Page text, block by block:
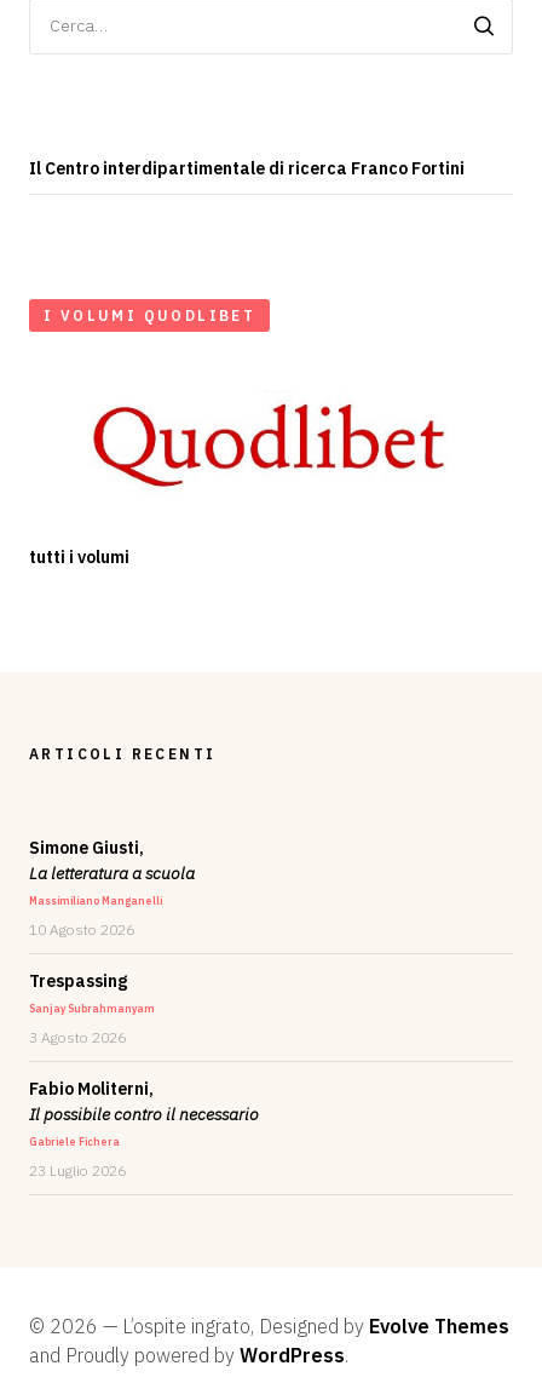
per:
Il Centro interdipartimentale di ricerca Franco Fortini
I VOLUMI QUODLIBET
tutti i volumi
ARTICOLI RECENTI
Simone Giusti,
La letteratura a scuola
Massimiliano Manganelli
10 Agosto 2026
Trespassing
Sanjay Subrahmanyam
3 Agosto 2026
Fabio Moliterni,
Il possibile contro il necessario
Gabriele Fichera
23 Luglio 2026
© 2026 — L’ospite ingrato, Designed by Evolve Themes
and Proudly powered by WordPress.